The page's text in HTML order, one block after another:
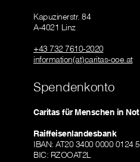
Kapuzinerstr. 84
A-4021 Linz
+43 732 7610-2020
information(at)caritas-ooe.at
Spendenkonto
Caritas für Menschen in Not
Raiffeisenlandesbank
IBAN: AT20 3400 0000 0124
BIC: RZOOAT2L